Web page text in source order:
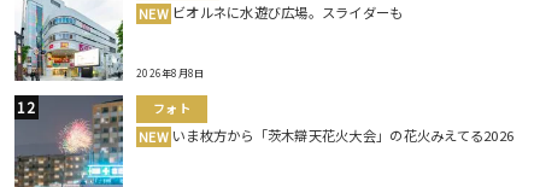
NEW ビオルネに水遊び広場。スライダーも
2026年8月8日
フォト
NEW いま枚方から「茨木辯天花火大会」の花火みえてる2026